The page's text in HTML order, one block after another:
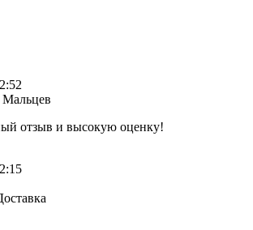
Мальцев
отзыв и высокую оценку!